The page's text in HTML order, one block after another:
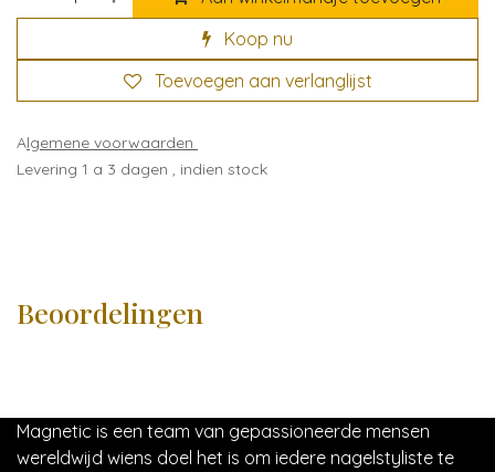
Koop nu
Toevoegen aan verlanglijst
Algemene voorwaarden
Levering 1 a 3 dagen , indien stock
Beoordelingen
Magnetic is een team van gepassioneerde mensen
wereldwijd wiens doel het is om iedere nagelstyliste te